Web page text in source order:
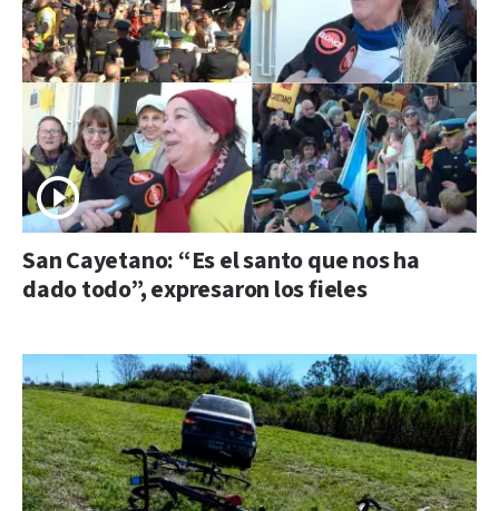
San Cayetano: “Es el santo que nos ha
dado todo”, expresaron los fieles